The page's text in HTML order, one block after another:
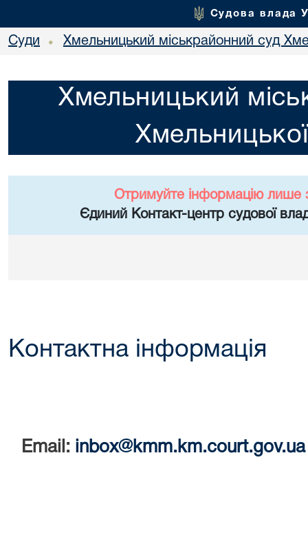
Судова влада
Суди • Хмельницький міськрайонний суд
Хмельницький
Отримуйте інформацію лише
Єдиний Контакт-центр судової
Контактна інформація
Email: inbox@kmm.km.court.gov.ua